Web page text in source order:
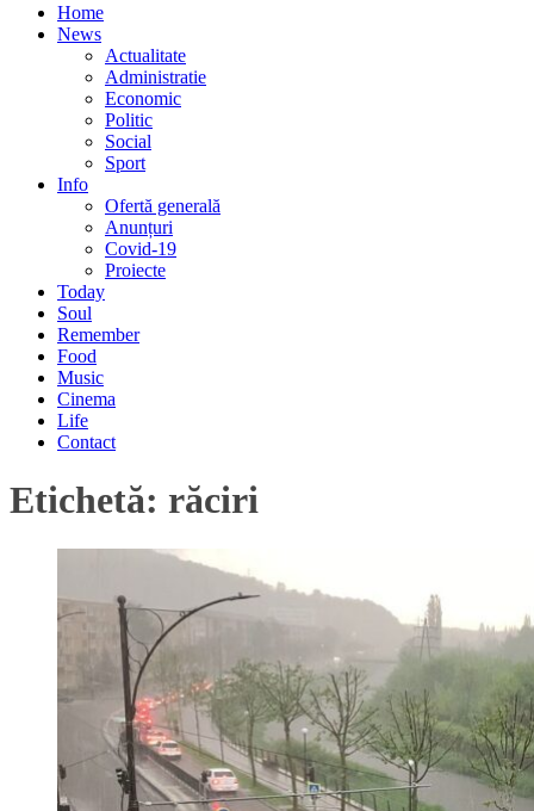
Home
News
Actualitate
Administratie
Economic
Politic
Social
Sport
Info
Ofertă generală
Anunțuri
Covid-19
Proiecte
Today
Soul
Remember
Food
Music
Cinema
Life
Contact
Etichetă: răciri